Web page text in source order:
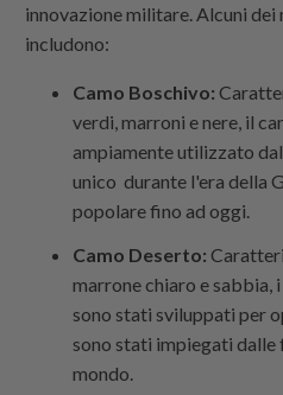
innovazione militare. Alcuni
includono:
Camo Boschivo:
verdi, marroni e nere, il
ampiamente utilizzato
unico durante l'era della
popolare fino ad oggi.
Camo Deserto:
marrone chiaro e sabbia,
sono stati sviluppati per
sono stati impiegati
mondo.